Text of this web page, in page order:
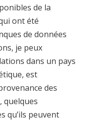
de la
ont été
de données
je peux
dans un pays
est
des
quelques
qu’ils peuvent